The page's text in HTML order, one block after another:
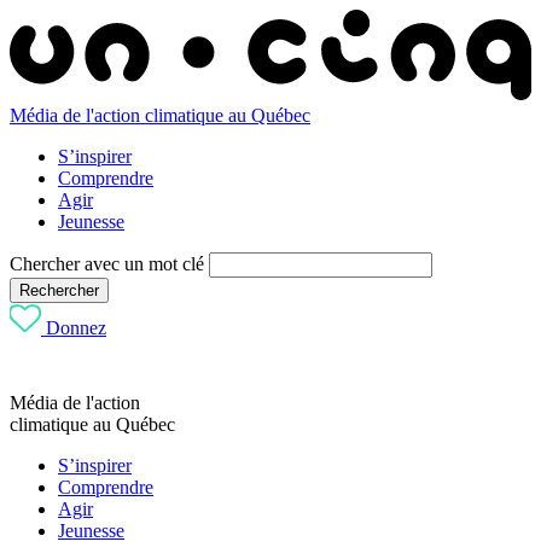
Média de l'action climatique au Québec
S’inspirer
Comprendre
Agir
Jeunesse
Chercher avec un mot clé
Rechercher
Donnez
Média de l'action
climatique au Québec
S’inspirer
Comprendre
Agir
Jeunesse